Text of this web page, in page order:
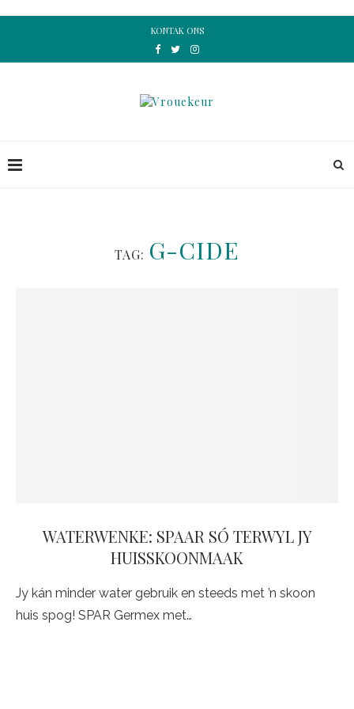
KONTAK ONS
TAG: G-CIDE
WATERWENKE: SPAAR SÓ TERWYL JY
HUISSKOONMAAK
Jy kán minder water gebruik en steeds met ’n skoon
huis spog! SPAR Germex met…